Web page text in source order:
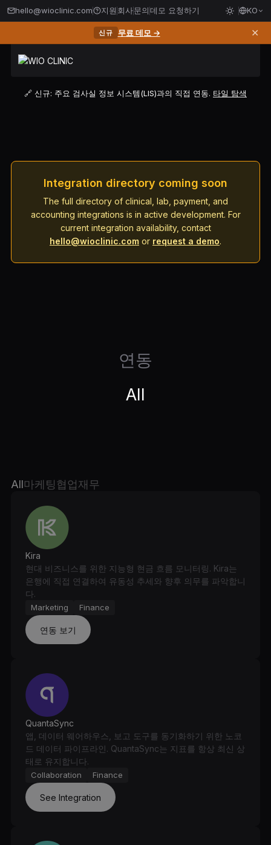
hello@wioclinic.com 지원 회사문의데모 요청하기 KO
신규 무료 데모 → ✕
🔗 신규: 주요 검사실 정보 시스템(LIS)과의 직접 연동. 타일 탐색
Integration directory coming soon
The full directory of clinical, lab, payment, and
accounting integrations is in active development. For
current integration availability, contact
hello@wioclinic.com or request a demo.
연동
All
All마케팅협업재무
Kira
현대 비즈니스를 위한 지능형 현금 흐름 모니터링. Kira는
은행에 직접 연결하여 유동성 추세와 향후 의무를 파악합니
다.
Marketing Finance
연동 보기
QuantaSync
앱, 데이터 웨어하우스, 보고 도구를 동기화하기 위한 노코
드 데이터 파이프라인. QuantaSync는 지표를 항상 최신 상
태로 유지합니다.
Collaboration Finance
See Integration